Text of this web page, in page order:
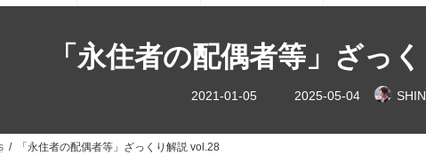
「永住者の配偶者等」ざっ
2021-01-05
最
終
日
2025-05-04
「永住者の配偶者等」ざっくり解説 vol.28